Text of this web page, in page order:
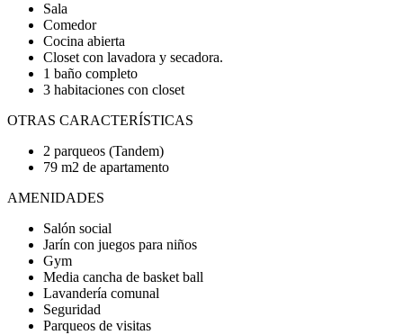
Sala
Comedor
Cocina abierta
Closet con lavadora y secadora.
1 baño completo
3 habitaciones con closet
OTRAS CARACTERÍSTICAS
2 parqueos (Tandem)
79 m2 de apartamento
AMENIDADES
Salón social
Jarín con juegos para niños
Gym
Media cancha de basket ball
Lavandería comunal
Seguridad
Parqueos de visitas